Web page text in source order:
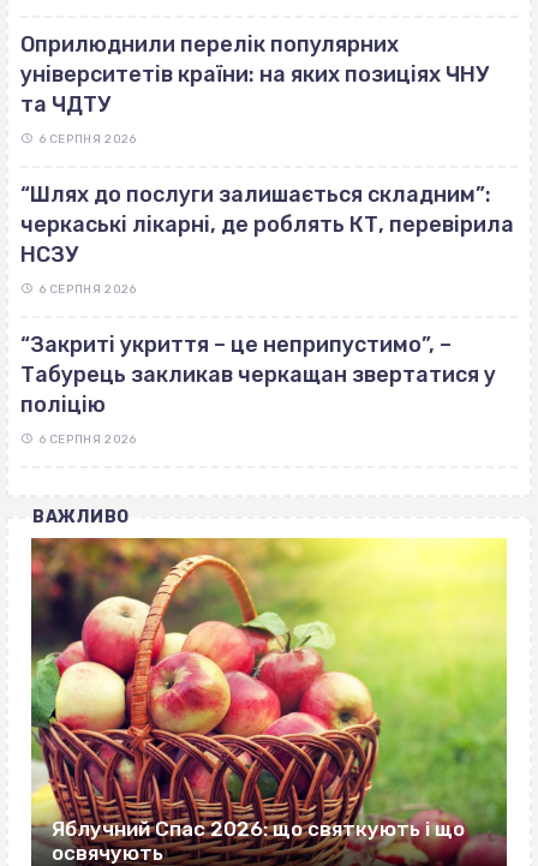
Оприлюднили перелік популярних
університетів країни: на яких позиціях ЧНУ
та ЧДТУ
6 СЕРПНЯ 2026
“Шлях до послуги залишається складним”:
черкаські лікарні, де роблять КТ, перевірила
НСЗУ
6 СЕРПНЯ 2026
“Закриті укриття – це неприпустимо”, –
Табурець закликав черкащан звертатися у
поліцію
6 СЕРПНЯ 2026
ВАЖЛИВО
Яблучний Спас 2026: що святкують і що
освячують